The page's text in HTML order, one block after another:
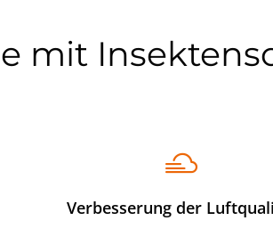
mit
Verbesserung der